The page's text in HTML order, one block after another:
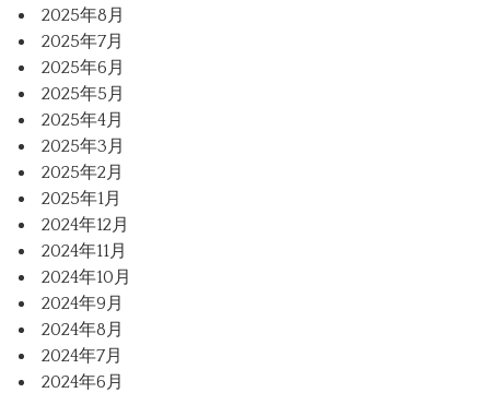
2025年8月
2025年7月
2025年6月
2025年5月
2025年4月
2025年3月
2025年2月
2025年1月
2024年12月
2024年11月
2024年10月
2024年9月
2024年8月
2024年7月
2024年6月